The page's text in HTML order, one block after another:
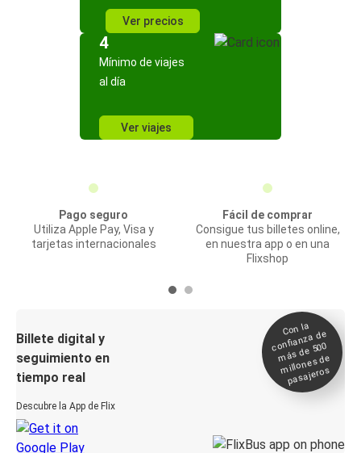
Ver precios
4
Mínimo de viajes
al día
Ver viajes
Pago seguro
Utiliza Apple Pay, Visa y
tarjetas internacionales
Fácil de comprar
Consigue tus billetes online,
en nuestra app o en una
Flixshop
Billete digital y
seguimiento en
tiempo real
Descubre la App de Flix
Con la
confianza de
más de 500
millones de
pasajeros